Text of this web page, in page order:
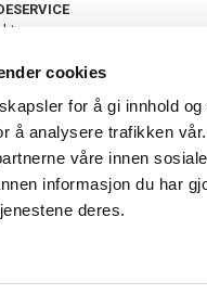
cookies
for å gi innhold
å analysere trafikken
våre innen
informasjon du har
deres.
oss
og bytte
levering
stillinger
- Ofte stilte spørsmål